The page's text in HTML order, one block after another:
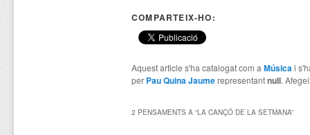
COMPARTEIX-HO:
Aquest article s'ha catalogat com a Músicai
per Pau Quina Jaumerepresentantnull.
2 PENSAMENTS A “LA CANÇÓ DE LA SETMANA”